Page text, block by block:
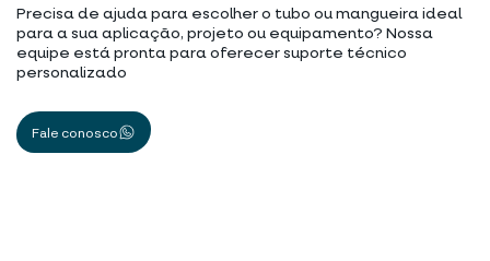
Precisa de ajuda para escolher o tubo ou mangueira ideal
para a sua aplicação, projeto ou equipamento? Nossa
equipe está pronta para oferecer suporte técnico
personalizado
Fale conosco